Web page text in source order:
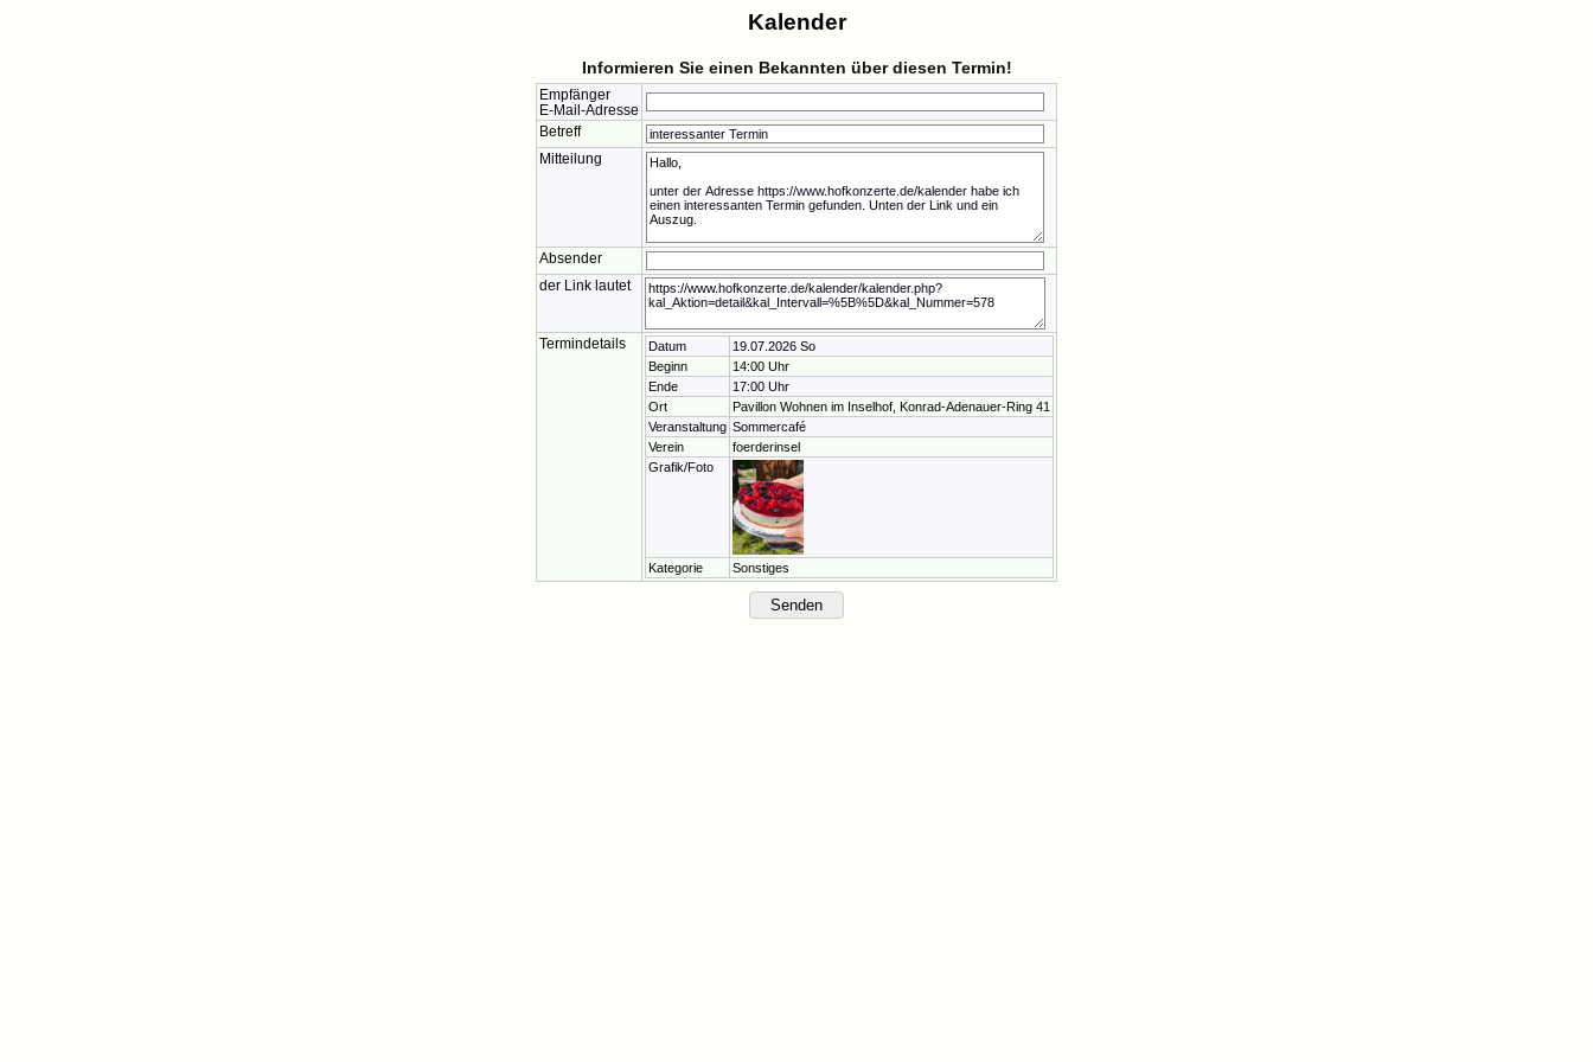
Kalender
Informieren Sie einen Bekannten über diesen Termin!
Empfänger
E-Mail-Adresse
Betreff
Mitteilung
Absender
der Link lautet
Termindetails Datum
19.07.2026 So
Beginn
14:00 Uhr
Ende
17:00 Uhr
Ort
Pavillon Wohnen im Inselhof, Konrad-Adenauer-Ring 41
Veranstaltung Sommercafé
Verein
foerderinsel
Grafik/Foto
Kategorie Sonstiges